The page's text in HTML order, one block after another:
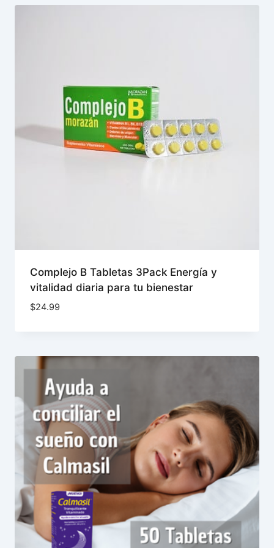
Complejo B Tabletas 3Pack Energía y
vitalidad diaria para tu bienestar
$24.99